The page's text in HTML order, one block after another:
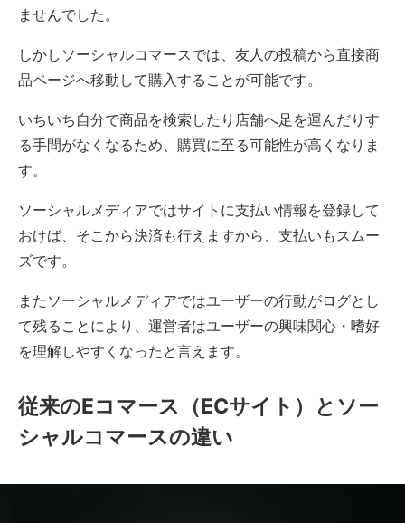
ませんでした。
しかしソーシャルコマースでは、友人の投稿から直接商
品ページへ移動して購入することが可能です。
いちいち自分で商品を検索したり店舗へ足を運んだりす
る手間がなくなるため、購買に至る可能性が高くなりま
す。
ソーシャルメディアではサイトに支払い情報を登録して
おけば、そこから決済も行えますから、支払いもスムー
ズです。
またソーシャルメディアではユーザーの行動がログとし
て残ることにより、運営者はユーザーの興味関心・嗜好
を理解しやすくなったと言えます。
従来のEコマース（ECサイト）とソー
シャルコマースの違い